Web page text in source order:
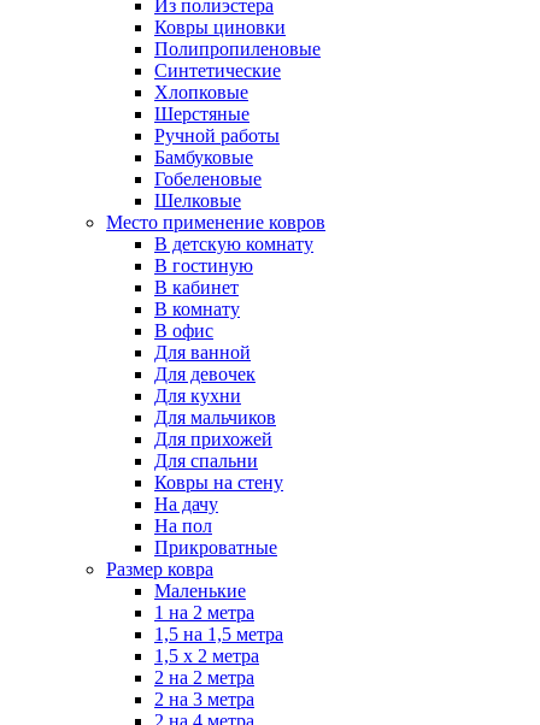
Из полиэстера
Ковры циновки
Полипропиленовые
Синтетические
Хлопковые
Шерстяные
Ручной работы
Бамбуковые
Гобеленовые
Шелковые
Место применение ковров
В детскую комнату
В гостиную
В кабинет
В комнату
В офис
Для ванной
Для девочек
Для кухни
Для мальчиков
Для прихожей
Для спальни
Ковры на стену
На дачу
На пол
Прикроватные
Размер ковра
Маленькие
1 на 2 метра
1,5 на 1,5 метра
1,5 х 2 метра
2 на 2 метра
2 на 3 метра
2 на 4 метра